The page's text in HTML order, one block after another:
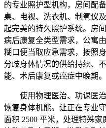
的专业照护型机构，房间配
桌、电视、洗衣机、制氧仪
起完美的持久照护系统。房
病后康复全类型需求，公寓
糊口便当取应急需求，按照
分歧身体情况的供给持续、
能、术后康复或癌症中晚期。
使用物理医治、功课医治
恢复身体机能。让正在专业
面积 2500 平米，处理特殊